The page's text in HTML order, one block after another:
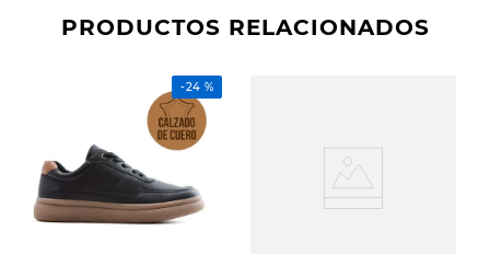
PRODUCTOS RELACIONADOS
-24 %